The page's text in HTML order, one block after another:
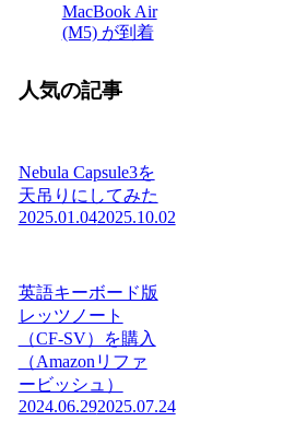
MacBook Air
(M5) が到着
人気の記事
Nebula Capsule3を
天吊りにしてみた
2025.01.042025.10.02
英語キーボード版
レッツノート
（CF-SV）を購入
（Amazonリファ
ービッシュ）
2024.06.292025.07.24